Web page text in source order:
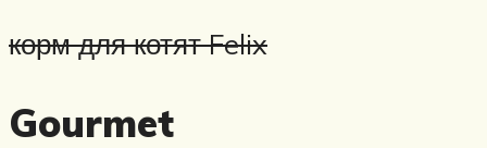
корм для котят Felix
Gourmet